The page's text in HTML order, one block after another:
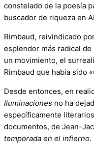
constelado de la poesía
buscador de riqueza en
Rimbaud, reivindicado
esplendor más radical
un movimiento, el
Rimbaud que había sido
Desde entonces, en
Iluminaciones no ha
específicamente
documentos, de Jean-
temporada en el infierno.